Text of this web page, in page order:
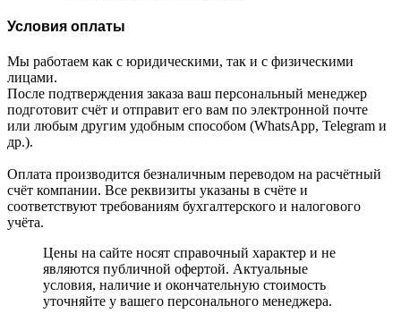
Условия оплаты
Мы работаем как с юридическими, так и с физическими
лицами.
После подтверждения заказа ваш персональный менеджер
подготовит счёт и отправит его вам по электронной почте
или любым другим удобным способом (WhatsApp, Telegram и
др.).
Оплата производится безналичным переводом на расчётный
счёт компании. Все реквизиты указаны в счёте и
соответствуют требованиям бухгалтерского и налогового
учёта.
Цены на сайте носят справочный характер и не
являются публичной офертой. Актуальные
условия, наличие и окончательную стоимость
уточняйте у вашего персонального менеджера.